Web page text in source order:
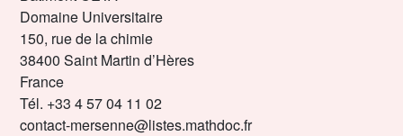
Domaine Universitaire
150, rue de la chimie
38400 Saint Martin d’Hères
France
Tél. +33 4 57 04 11 02
contact-mersenne@listes.mathdoc.fr